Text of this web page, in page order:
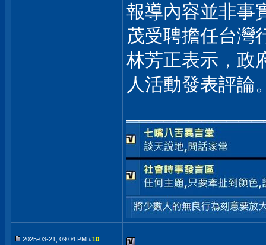
報導內容並非事
茂受聘擔任台灣
林芳正表示，政
人活動發表評論
2025-03-21, 09:04 PM #10